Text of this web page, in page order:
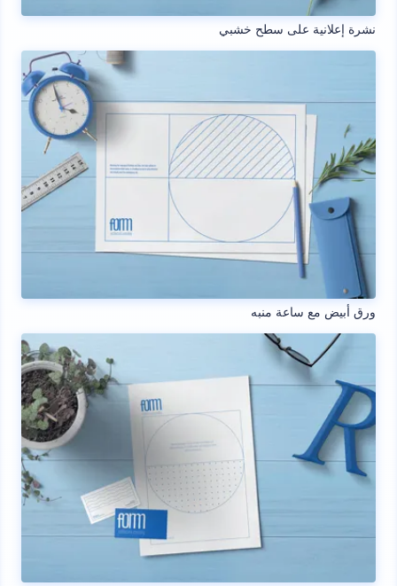
نشرة إعلانية على سطح خشبي
ورق أبيض مع ساعة منبه